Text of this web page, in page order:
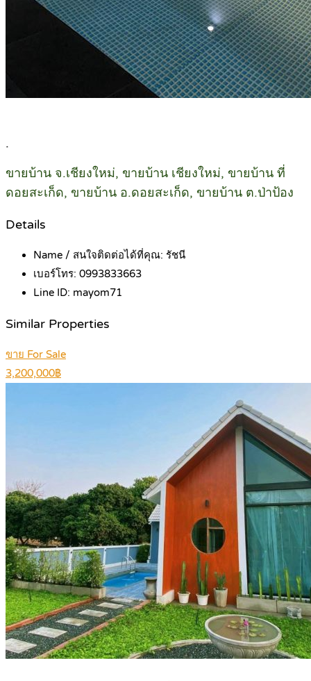
.
ขายบ้าน จ.เชียงใหม่, ขายบ้าน เชียงใหม่, ขายบ้าน ที่
ดอยสะเก็ด, ขายบ้าน อ.ดอยสะเก็ด, ขายบ้าน ต.ป่าป้อง
Details
Name / สนใจติดต่อได้ที่คุณ: รัชนี
เบอร์โทร: 0993833663
Line ID: mayom71
Similar Properties
ขาย For Sale
3,200,000฿